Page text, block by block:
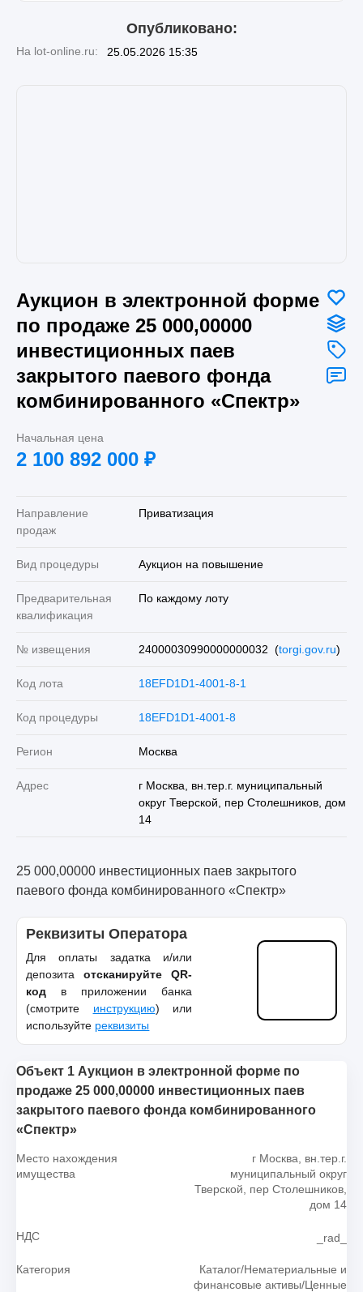
Опубликовано:
На lot-online.ru: 25.05.2026 15:35
Аукцион в электронной форме
по продаже 25 000,00000
инвестиционных паев
закрытого паевого фонда
комбинированного «Спектр»
Начальная цена
2 100 892 000 ₽
Направление
продаж
Приватизация
Вид процедуры Аукцион на повышение
Предварительная
квалификация
По каждому лоту
№ извещения 24000030990000000032 (torgi.gov.ru)
Код лота 18EFD1D1-4001-8-1
Код процедуры 18EFD1D1-4001-8
Регион Москва
Адрес
г Москва, вн.тер.г. муниципальный
округ Тверской, пер Столешников, дом
14
25 000,00000 инвестиционных паев закрытого
паевого фонда комбинированного «Спектр»
Реквизиты Оператора
Для оплаты задатка и/или
депозита отсканируйте QR-
код в приложении банка
(смотрите инструкцию) или
используйте реквизиты
Объект 1 Аукцион в электронной форме по
продаже 25 000,00000 инвестиционных паев
закрытого паевого фонда комбинированного
«Спектр»
Место нахождения
имущества
г Москва, вн.тер.г.
муниципальный округ
Тверской, пер Столешников,
дом 14
НДС _rad_
Категория
Каталог/Нематериальные и
финансовые активы/Ценные